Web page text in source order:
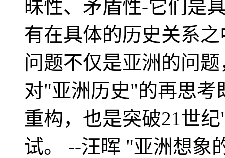
昧性、矛盾性-它们是
有在具体的历史关系
问题不仅是亚洲的问
对"亚洲历史"的再思考
重构，也是突破21世
试。 --汪晖 "亚洲想象